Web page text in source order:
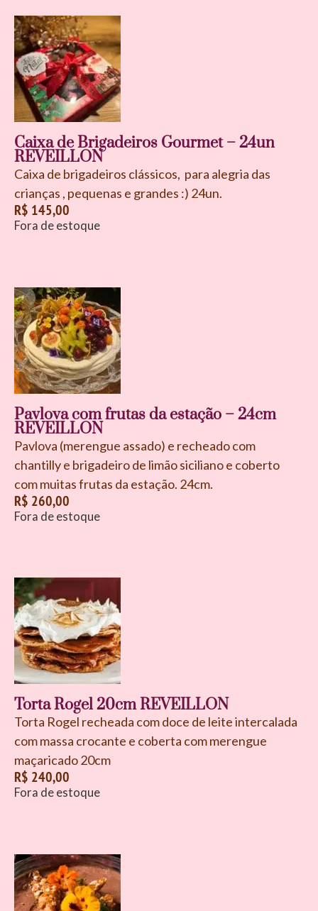
Caixa de Brigadeiros Gourmet – 24un
REVEILLON
Caixa de brigadeiros clássicos, para alegria das
crianças , pequenas e grandes :) 24un.
R$ 145,00
Fora de estoque
Pavlova com frutas da estação – 24cm
REVEILLON
Pavlova (merengue assado) e recheado com
chantilly e brigadeiro de limão siciliano e coberto
com muitas frutas da estação. 24cm.
R$ 260,00
Fora de estoque
Torta Rogel 20cm REVEILLON
Torta Rogel recheada com doce de leite intercalada
com massa crocante e coberta com merengue
maçaricado 20cm
R$ 240,00
Fora de estoque